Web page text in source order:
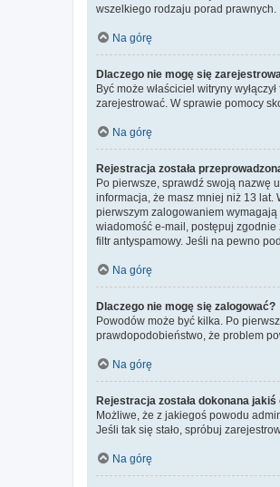
wszelkiego rodzaju porad prawnych.
Na górę
Dlaczego nie mogę się
Być może właściciel witryny
zarejestrować. W sprawie pomocy
Na górę
Rejestracja została
Po pierwsze, sprawdź swoją nazwę
informacja, że masz mniej niż 13 lat.
pierwszym zalogowaniem wymagają
wiadomość e-mail, postępuj zgodnie
filtr antyspamowy. Jeśli na pewno
Na górę
Dlaczego nie mogę się zalogować?
Powodów może być kilka. Po
prawdopodobieństwo, że problem
Na górę
Rejestracja została dokonana
Możliwe, że z jakiegoś powodu
Jeśli tak się stało, spróbuj
Na górę